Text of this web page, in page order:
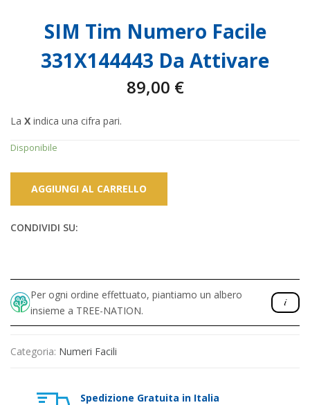
SIM Tim Numero Facile
331X144443 Da Attivare
89,00 €
La X indica una cifra pari.
Disponibile
AGGIUNGI AL CARRELLO
CONDIVIDI SU:
Per ogni ordine effettuato, piantiamo un albero
insieme a TREE-NATION.
Categoria: Numeri Facili
Spedizione Gratuita in Italia